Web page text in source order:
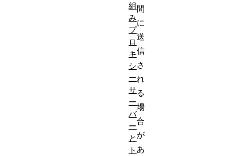
間
に
送
信
さ
れ
る
場
合
が
あ
組
み
プ
ロ
キ
シ
ー
サ
ー
バ
ー
と
ト